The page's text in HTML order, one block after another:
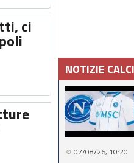
ci
NOTIZIE
07/08/26, 10:20